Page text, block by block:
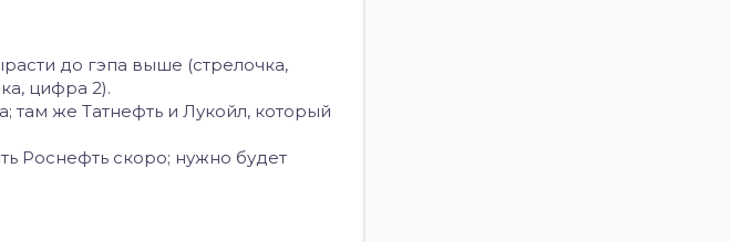
до гэпа выше (стрелочка,
цифра 2).
там же Татнефть и Лукойл, который
Роснефть скоро; нужно будет